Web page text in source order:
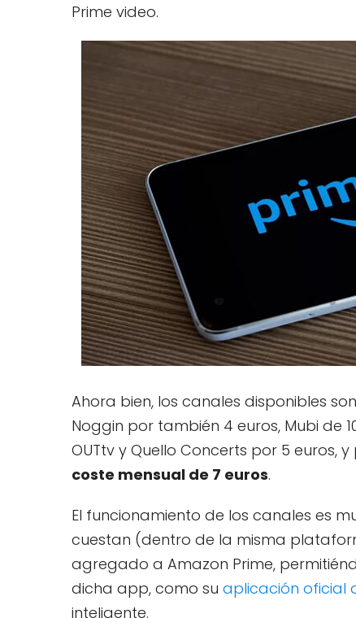
Prime video.
Ahora bien, los canales disponibles
Noggin por también 4 euros, Mubi de
OUTtv y Quello Concerts por 5 euros,
coste mensual de 7 euros.
El funcionamiento de los canales es
cuestan (dentro de la misma
agregado a Amazon Prime,
dicha app, como su aplicación oficial
inteligente.